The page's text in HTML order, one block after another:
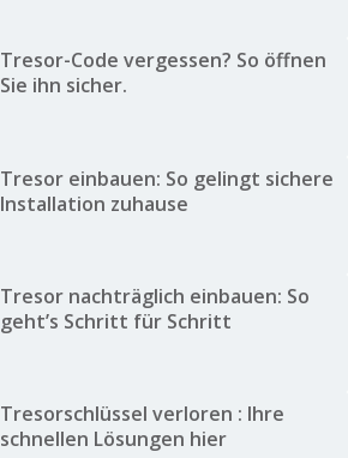
Tresor-Code vergessen? So öffnen
Sie ihn sicher.
Tresor einbauen: So gelingt sichere
Installation zuhause
Tresor nachträglich einbauen: So
geht’s Schritt für Schritt
Tresorschlüssel verloren : Ihre
schnellen Lösungen hier